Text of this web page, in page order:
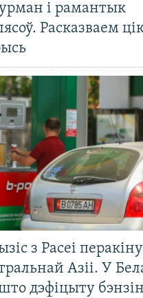
і рамантык
Расказваем
з Расеі
Азіі. У
дэфіцыту